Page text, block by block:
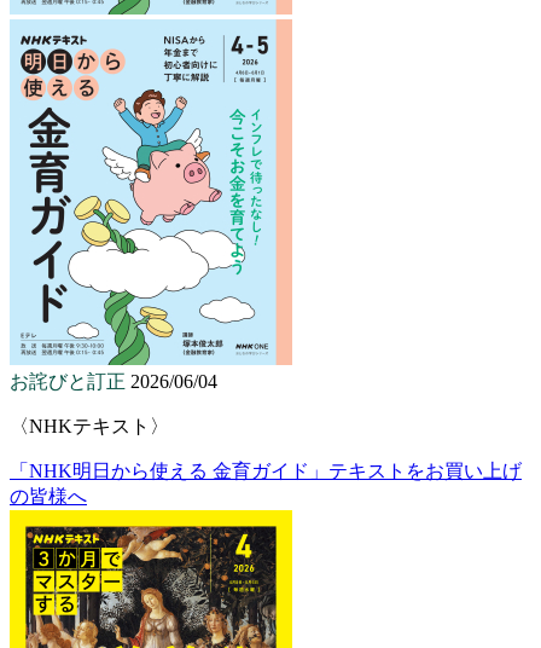
お詫びと訂正 2026/06/04
〈NHKテキスト〉
「NHK明日から使える 金育ガイド」テキストをお買い上げ
の皆様へ